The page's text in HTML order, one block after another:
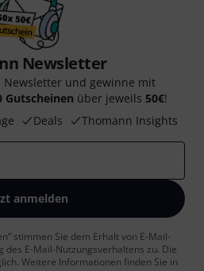
Newsletter
und gewinne mit
Gutscheinen über jeweils 50€!
Deals Thomann Insights
anmelden
stimmen Sie dem Erhalt von E-Mail-
des E-Mail-Nutzungsverhaltens zu. Die
Weitere Informationen finden Sie in